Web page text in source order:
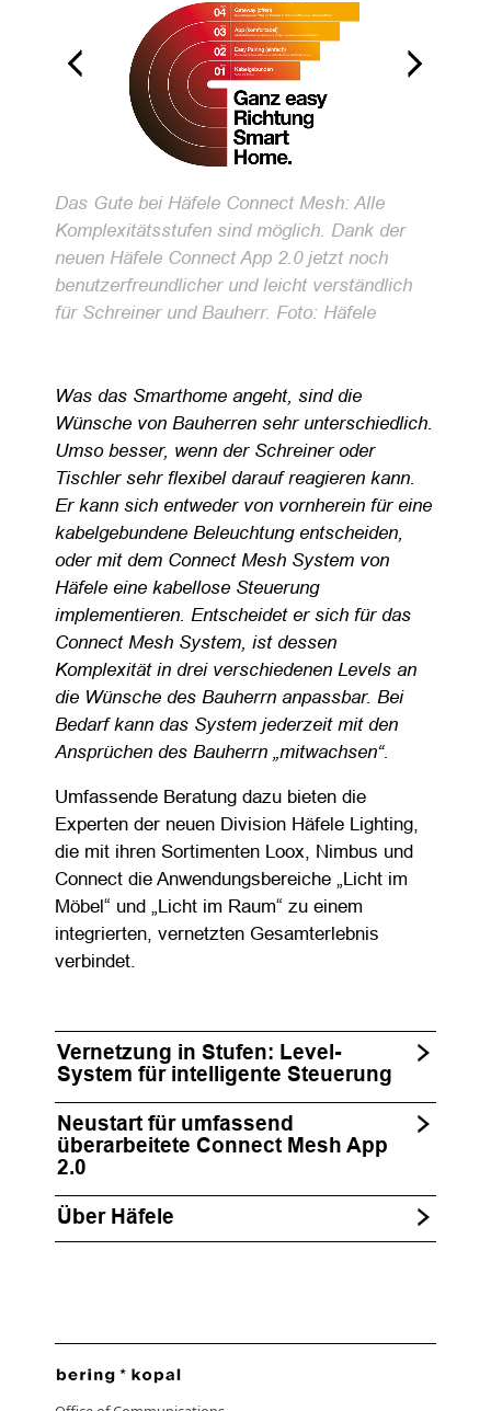
Das Gute bei Häfele Connect Mesh: Alle
Komplexitätsstufen sind möglich. Dank der
neuen Häfele Connect App 2.0 jetzt noch
benutzerfreundlicher und leicht verständlich
für Schreiner und Bauherr. Foto: Häfele
Was das Smarthome angeht, sind die
Wünsche von Bauherren sehr unterschiedlich.
Umso besser, wenn der Schreiner oder
Tischler sehr flexibel darauf reagieren kann.
Er kann sich entweder von vornherein für eine
kabelgebundene Beleuchtung entscheiden,
oder mit dem Connect Mesh System von
Häfele eine kabellose Steuerung
implementieren. Entscheidet er sich für das
Connect Mesh System, ist dessen
Komplexität in drei verschiedenen Levels an
die Wünsche des Bauherrn anpassbar. Bei
Bedarf kann das System jederzeit mit den
Ansprüchen des Bauherrn „mitwachsen“.
Umfassende Beratung dazu bieten die
Experten der neuen Division Häfele Lighting,
die mit ihren Sortimenten Loox, Nimbus und
Connect die Anwendungsbereiche „Licht im
Möbel“ und „Licht im Raum“ zu einem
integrierten, vernetzten Gesamterlebnis
verbindet.
Vernetzung in Stufen: Level-
System für intelligente Steuerung
Neustart für umfassend
überarbeitete Connect Mesh App
2.0
Über Häfele